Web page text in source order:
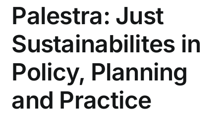
Palestra: Just
Sustainabilites in
Policy, Planning
and Practice